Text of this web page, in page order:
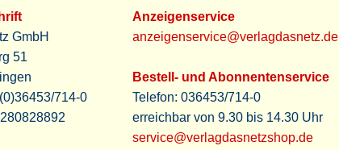
GmbH
51
714-0
Anzeigenservice
anzeigenservice@verlagdasnetz.de
Bestell- und Abonnentenservice
Telefon: 036453/714-0
erreichbar von 9.30 bis 14.30 Uhr
service@verlagdasnetzshop.de